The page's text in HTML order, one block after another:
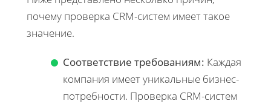
почему проверка CRM-систем имеет такое
значение.
Соответствие требованиям: Каждая
компания имеет уникальные бизнес-
потребности. Проверка CRM-систем